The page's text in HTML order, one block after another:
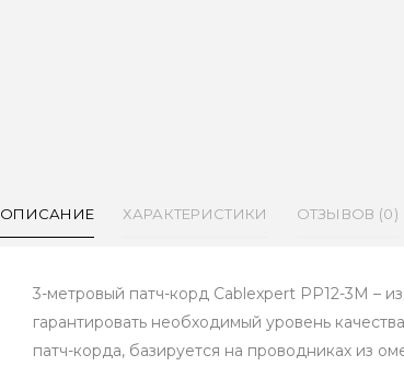
ОПИСАНИЕ ХАРАКТЕРИСТИКИ ОТЗЫВОВ (0)
3-метровый патч-корд Cablexpert PP12-3M –
гарантировать необходимый уровень
патч-корда, базируется на проводниках из